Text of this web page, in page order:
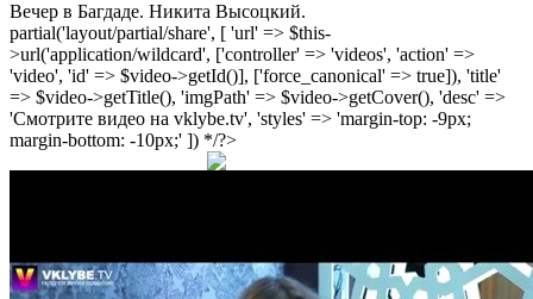
Вечер в Багдаде. Никита Высоцкий.
partial('layout/partial/share', [ 'url' => $this-
>url('application/wildcard', ['controller' => 'videos', 'action' =>
'video', 'id' => $video->getId()], ['force_canonical' => true]), 'title'
=> $video->getTitle(), 'imgPath' => $video->getCover(), 'desc' =>
'Смотрите видео на vklybe.tv', 'styles' => 'margin-top: -9px;
margin-bottom: -10px;' ]) */?>